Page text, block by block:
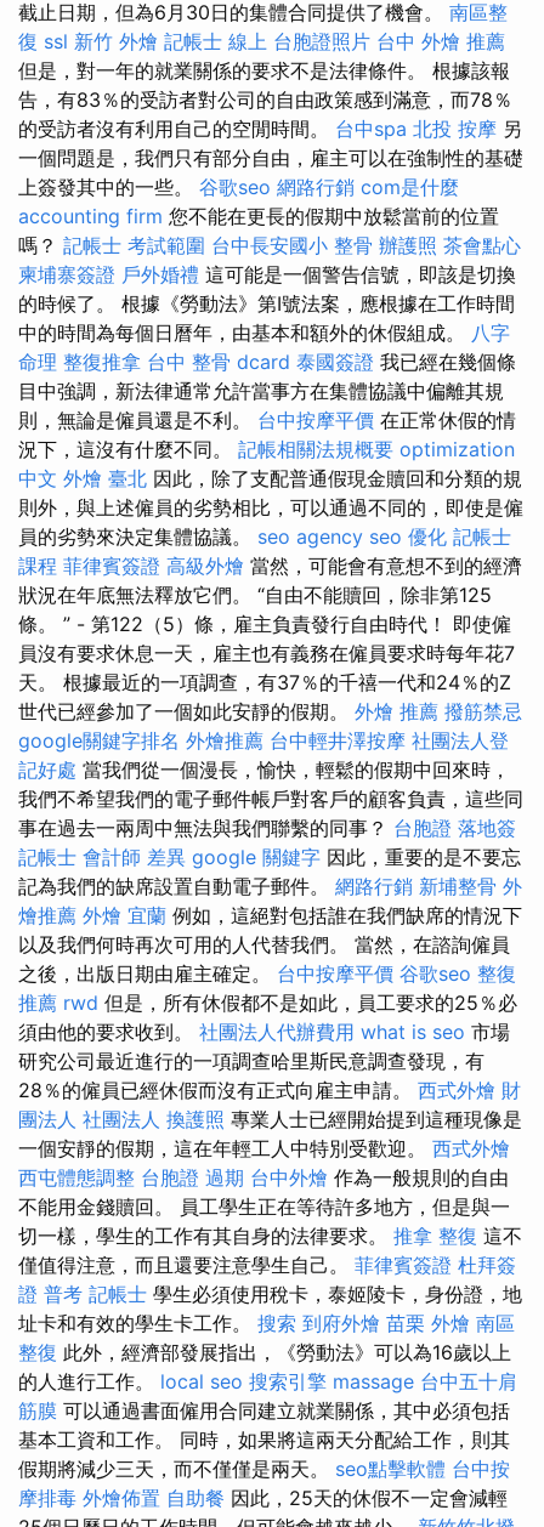
截止日期，但為6月30日的集體合同提供了機會。 南區整
復 ssl 新竹 外燴 記帳士 線上 台胞證照片 台中 外燴 推薦
但是，對一年的就業關係的要求不是法律條件。 根據該報
告，有83％的受訪者對公司的自由政策感到滿意，而78％
的受訪者沒有利用自己的空閒時間。 台中spa 北投 按摩 另
一個問題是，我們只有部分自由，雇主可以在強制性的基礎
上簽發其中的一些。 谷歌seo 網路行銷 com是什麼
accounting firm 您不能在更長的假期中放鬆當前的位置
嗎？ 記帳士 考試範圍 台中長安國小 整骨 辦護照 茶會點心
柬埔寨簽證 戶外婚禮 這可能是一個警告信號，即該是切換
的時候了。 根據《勞動法》第I號法案，應根據在工作時間
中的時間為每個日曆年，由基本和額外的休假組成。 八字
命理 整復推拿 台中 整骨 dcard 泰國簽證 我已經在幾個條
目中強調，新法律通常允許當事方在集體協議中偏離其規
則，無論是僱員還是不利。 台中按摩平價 在正常休假的情
況下，這沒有什麼不同。 記帳相關法規概要 optimization
中文 外燴 臺北 因此，除了支配普通假現金贖回和分類的規
則外，與上述僱員的劣勢相比，可以通過不同的，即使是僱
員的劣勢來決定集體協議。 seo agency seo 優化 記帳士
課程 菲律賓簽證 高級外燴 當然，可能會有意想不到的經濟
狀況在年底無法釋放它們。 “自由不能贖回，除非第125
條。 ” - 第122（5）條，雇主負責發行自由時代！ 即使僱
員沒有要求休息一天，雇主也有義務在僱員要求時每年花7
天。 根據最近的一項調查，有37％的千禧一代和24％的Z
世代已經參加了一個如此安靜的假期。 外燴 推薦 撥筋禁忌
google關鍵字排名 外燴推薦 台中輕井澤按摩 社團法人登
記好處 當我們從一個漫長，愉快，輕鬆的假期中回來時，
我們不希望我們的電子郵件帳戶對客戶的顧客負責，這些同
事在過去一兩周中無法與我們聯繫的同事？ 台胞證 落地簽
記帳士 會計師 差異 google 關鍵字 因此，重要的是不要忘
記為我們的缺席設置自動電子郵件。 網路行銷 新埔整骨 外
燴推薦 外燴 宜蘭 例如，這絕對包括誰在我們缺席的情況下
以及我們何時再次可用的人代替我們。 當然，在諮詢僱員
之後，出版日期由雇主確定。 台中按摩平價 谷歌seo 整復
推薦 rwd 但是，所有休假都不是如此，員工要求的25％必
須由他的要求收到。 社團法人代辦費用 what is seo 市場
研究公司最近進行的一項調查哈里斯民意調查發現，有
28％的僱員已經休假而沒有正式向雇主申請。 西式外燴 財
團法人 社團法人 換護照 專業人士已經開始提到這種現像是
一個安靜的假期，這在年輕工人中特別受歡迎。 西式外燴
西屯體態調整 台胞證 過期 台中外燴 作為一般規則的自由
不能用金錢贖回。 員工學生正在等待許多地方，但是與一
切一樣，學生的工作有其自身的法律要求。 推拿 整復 這不
僅值得注意，而且還要注意學生自己。 菲律賓簽證 杜拜簽
證 普考 記帳士 學生必須使用稅卡，泰姬陵卡，身份證，地
址卡和有效的學生卡工作。 搜索 到府外燴 苗栗 外燴 南區
整復 此外，經濟部發展指出，《勞動法》可以為16歲以上
的人進行工作。 local seo 搜索引擎 massage 台中五十肩
筋膜 可以通過書面僱用合同建立就業關係，其中必須包括
基本工資和工作。 同時，如果將這兩天分配給工作，則其
假期將減少三天，而不僅僅是兩天。 seo點擊軟體 台中按
摩排毒 外燴佈置 自助餐 因此，25天的休假不一定會減輕